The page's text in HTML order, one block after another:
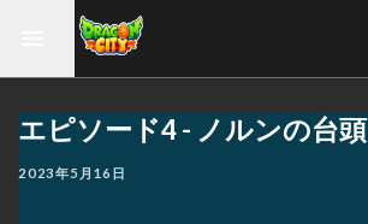
エピソード4 - ノルンの台頭
2023年5月16日